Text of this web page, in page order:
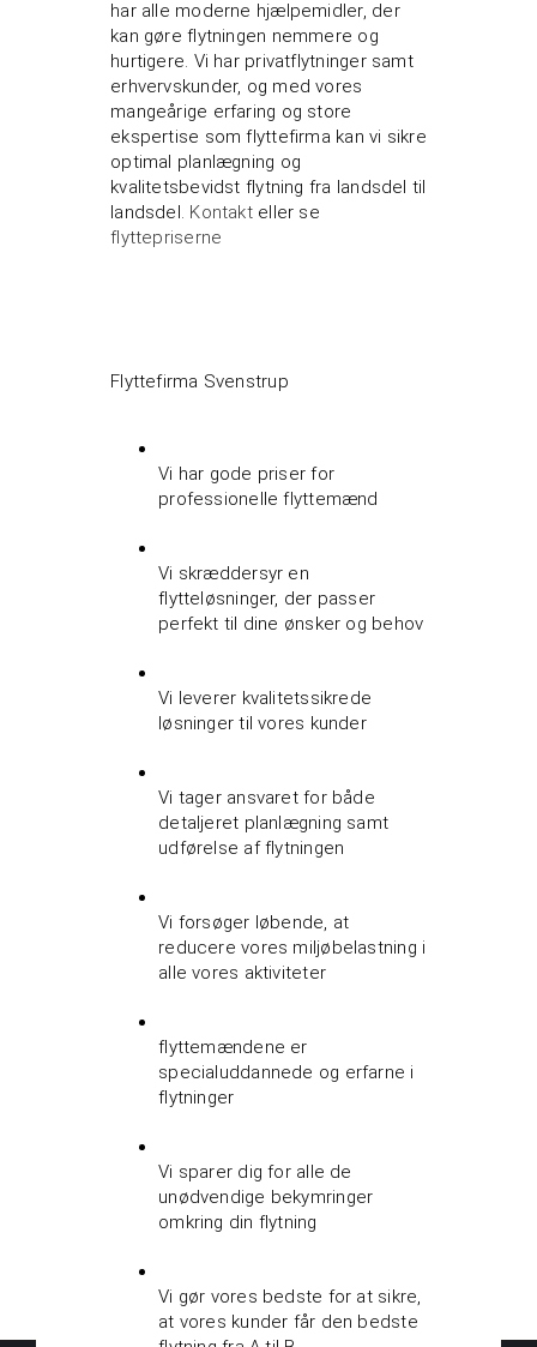
har alle moderne hjælpemidler, der
kan gøre flytningen nemmere og
hurtigere. Vi har privatflytninger samt
erhvervskunder, og med vores
mangeårige erfaring og store
ekspertise som flyttefirma kan vi sikre
optimal planlægning og
kvalitetsbevidst flytning fra landsdel til
landsdel. Kontakteller se
flyttepriserne
Flyttefirma Svenstrup
Vi har gode priser for
professionelle flyttemænd
Vi skræddersyr en
flytteløsninger, der passer
perfekt til dine ønsker og behov
Vi leverer kvalitetssikrede
løsninger til vores kunder
Vi tager ansvaret for både
detaljeret planlægning samt
udførelse af flytningen
Vi forsøger løbende, at
reducere vores miljøbelastning i
alle vores aktiviteter
flyttemændene er
specialuddannede og erfarne i
flytninger
Vi sparer dig for alle de
unødvendige bekymringer
omkring din flytning
Vi gør vores bedste for at sikre,
at vores kunder får den bedste